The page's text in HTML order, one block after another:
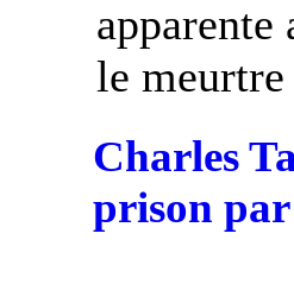
apparente
le
Charles
prison